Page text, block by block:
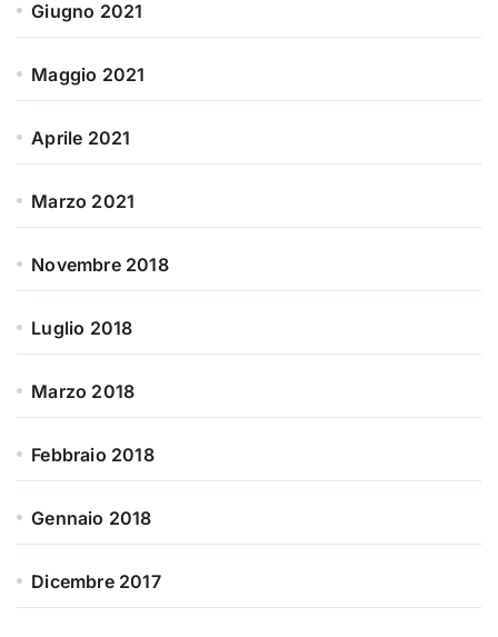
Giugno 2021
Maggio 2021
Aprile 2021
Marzo 2021
Novembre 2018
Luglio 2018
Marzo 2018
Febbraio 2018
Gennaio 2018
Dicembre 2017